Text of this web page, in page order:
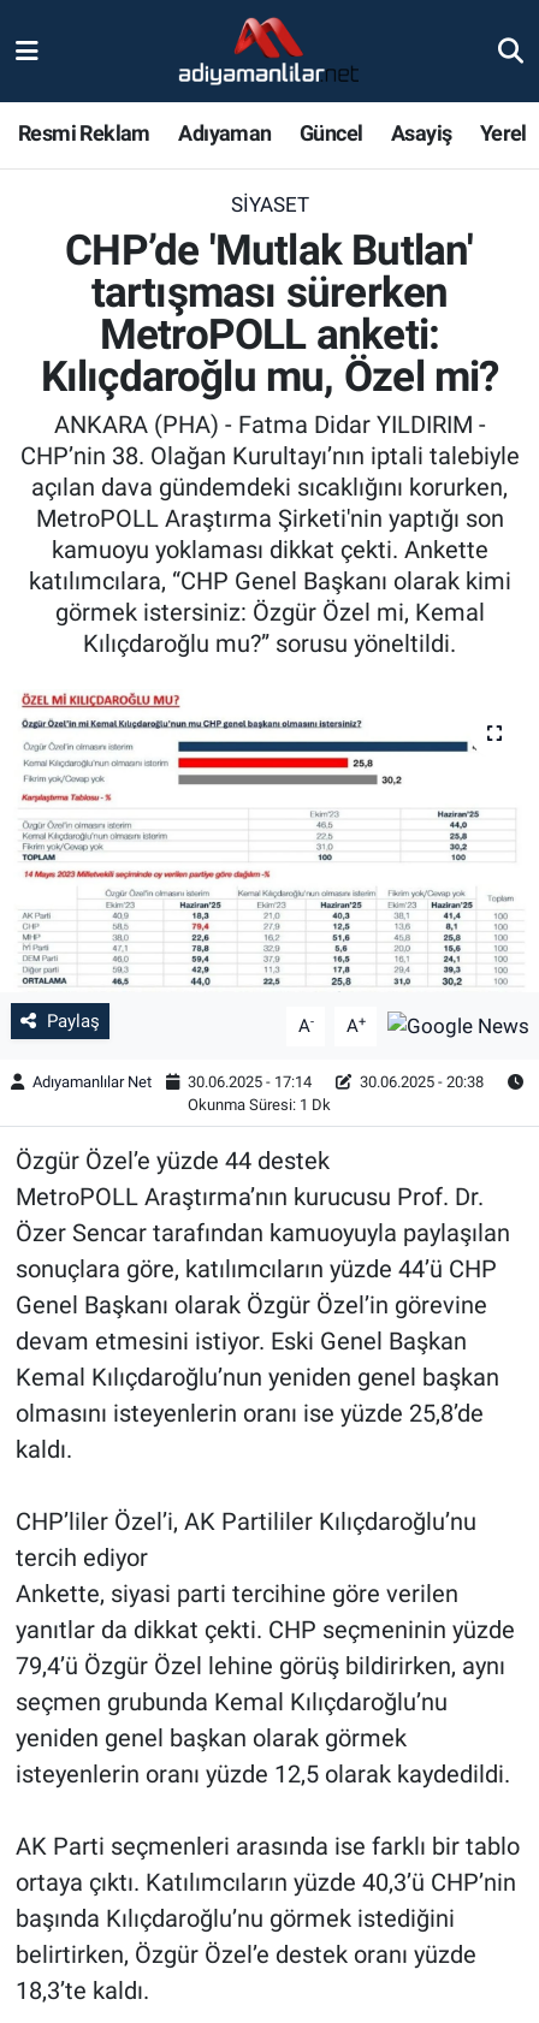
Resmi Reklam Adıyaman Güncel Asayiş Yerel
SIYASET
CHP’de 'Mutlak Butlan'
tartışması sürerken
MetroPOLL anketi:
Kılıçdaroğlu mu, Özel mi?
ANKARA (PHA) - Fatma Didar YILDIRIM -
CHP’nin 38. Olağan Kurultayı’nın iptali talebiyle
açılan dava gündemdeki sıcaklığını korurken,
MetroPOLL Araştırma Şirketi'nin yaptığı son
kamuoyu yoklaması dikkat çekti. Ankette
katılımcılara, “CHP Genel Başkanı olarak kimi
görmek istersiniz: Özgür Özel mi, Kemal
Kılıçdaroğlu mu?” sorusu yöneltildi.
Paylaş A- A+
Adıyamanlılar Net 30.06.2025 - 17:14
30.06.2025 - 20:38
Okunma Süresi: 1 Dk
Özgür Özel’e yüzde 44 destek
MetroPOLL Araştırma’nın kurucusu Prof. Dr.
Özer Sencar tarafından kamuoyuyla paylaşılan
sonuçlara göre, katılımcıların yüzde 44’ü CHP
Genel Başkanı olarak Özgür Özel’in görevine
devam etmesini istiyor. Eski Genel Başkan
Kemal Kılıçdaroğlu’nun yeniden genel başkan
olmasını isteyenlerin oranı ise yüzde 25,8’de
kaldı.
CHP’liler Özel’i, AK Partililer Kılıçdaroğlu’nu
tercih ediyor
Ankette, siyasi parti tercihine göre verilen
yanıtlar da dikkat çekti. CHP seçmeninin yüzde
79,4’ü Özgür Özel lehine görüş bildirirken, aynı
seçmen grubunda Kemal Kılıçdaroğlu’nu
yeniden genel başkan olarak görmek
isteyenlerin oranı yüzde 12,5 olarak kaydedildi.
AK Parti seçmenleri arasında ise farklı bir tablo
ortaya çıktı. Katılımcıların yüzde 40,3’ü CHP’nin
başında Kılıçdaroğlu’nu görmek istediğini
belirtirken, Özgür Özel’e destek oranı yüzde
18,3’te kaldı.
Magazin
Bölge Haberleri
Gündem
Asayiş
Sağlık
Özel Haber
Kültür Sanat
Eğitim
Ekonomi
Yaşam
Çevre
BİLİM VE TEKNOLOJİ
Şambayat Haber
Nöbetçi Eczaneler
Adiyaman Namaz Vakitleri
Trafik Durumu
Süper Lig Puan Durumu ve Fikstür
Tüm Manşetler
Son Dakika Haberleri
Haber Arşivi